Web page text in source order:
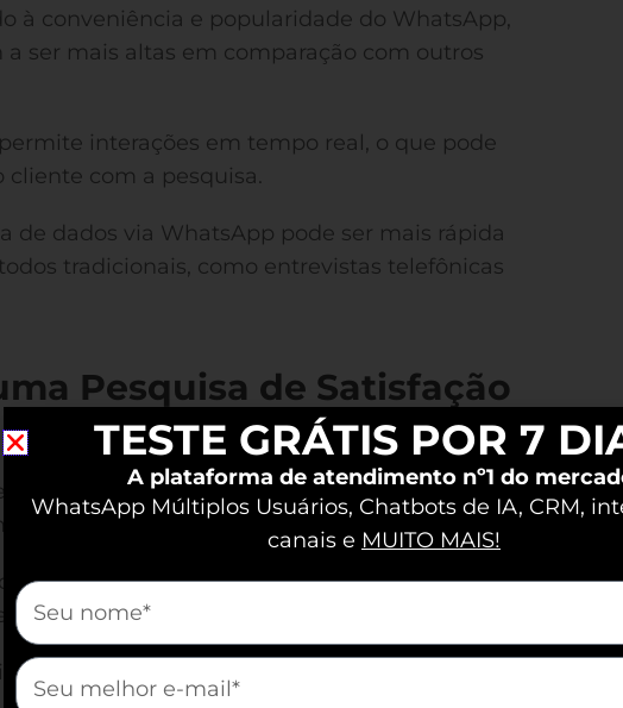
à conveniência e popularidade do WhatsApp,
ser mais altas em comparação com outros
interações em tempo real, o que pode
com a pesquisa.
de dados via WhatsApp pode ser mais rápida
tradicionais, como entrevistas telefônicas
Pesquisa de Satisfação
A principal finalidade de uma pesquisa de
a satisfação do cliente.
clientes percebem os produtos ou serviços
e melhorias conforme necessário.
Ao receber feedback direto dos clientes, as
TESTE GRÁTIS POR 7
A plataforma de atendimento nº1 do
WhatsApp Múltiplos Usuários, Chatbots de IA, CRM,
canais e MUITO MAIS!
mauticform[nome]
mauticform[email]